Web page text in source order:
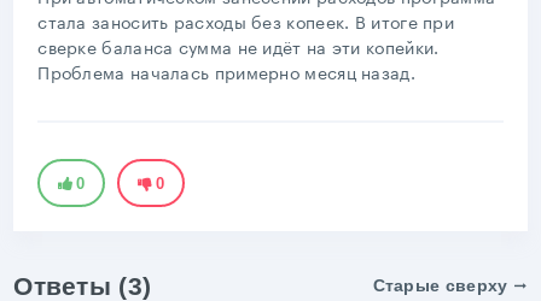
стала заносить расходы без копеек. В итоге при
сверке баланса сумма не идёт на эти копейки.
Проблема началась примерно месяц назад.
0 0
Ответы (3) Старые сверху